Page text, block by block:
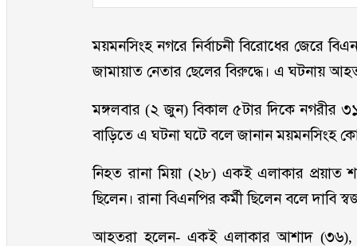
ময়মনসিংহ নগরে নির্বাচনী বিরোধের জেরে
জামায়াত নেতার ছেলের বিরুদ্ধে। এ ঘটনায়
মঙ্গলবার (২ জুন) বিকাল ৫টার দিকে নগরীর ৩১
বাড়িতে এ ঘটনা ঘটে বলে জানান ময়মনসিংহ
নিহত রানা মিয়া (২৮) একই এলাকার প্রয়াত
ছিলেন। রানা বিএনপির কর্মী ছিলেন বলে দাবি
আহতরা হলেন- একই এলাকার আশাদ